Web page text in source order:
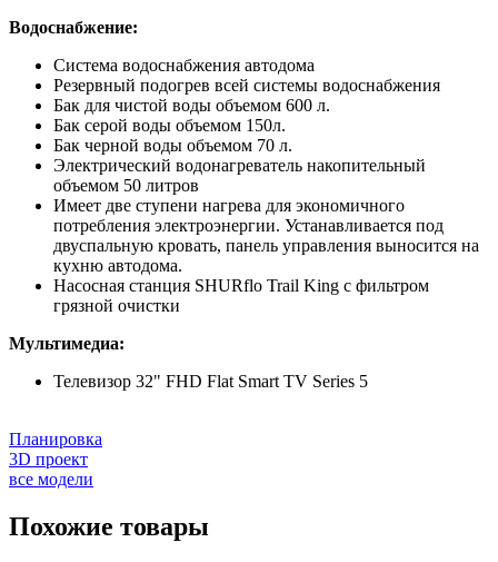
Водоснабжение:
Система водоснабжения автодома
Резервный подогрев всей системы водоснабжения
Бак для чистой воды объемом 600 л.
Бак серой воды объемом 150л.
Бак черной воды объемом 70 л.
Электрический водонагреватель накопительный
объемом 50 литров
Имеет две ступени нагрева для экономичного
потребления электроэнергии. Устанавливается под
двуспальную кровать, панель управления выносится на
кухню автодома.
Насосная станция SHURflo Trail King с фильтром
грязной очистки
Мультимедиа:
Телевизор 32" FHD Flat Smart TV Series 5
Планировка
3D проект
все модели
Похожие товары